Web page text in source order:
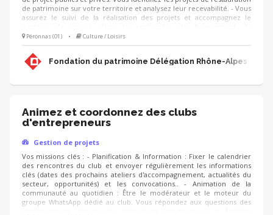
de patrimoine sur votre territoire et analysez leur recevabilité. - Vous
assurez le suivi de la réalisation des projets et accompagnez le
communication, l'animation de sa collecte, jusqu'à la clôture du
projet. - Vous contribuez au développement des adhésions et des
ressources (mécènes, donateurs, partenariats, etc.) pour pérenniser
les actions de la Fondation.
Péronnas (01) • Culture / Loisirs
Fondation du patrimoine Délégation Rhône-Alpes
Animez et coordonnez des clubs
d'entrepreneurs
Gestion de projets
Vos missions clés : - Planification & Information : Fixer le calendrier
des rencontres du club et envoyer régulièrement les informations
clés (dates des prochains ateliers d'accompagnement, actualités du
secteur, opportunités) et les convocations.. - Animation de la
communauté au quotidien : Être le modérateur et le moteur du
groupe WhatsApp dédié au club. Vous répondez aux questions des